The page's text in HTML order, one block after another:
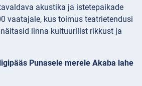
akustika ja istetepaikade
vaatajale, kus toimus teatrietendusi
linna kultuurilist rikkust ja
Punasele merele Akaba lahe